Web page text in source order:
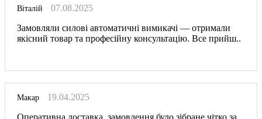
Віталій
07.08.2025
Замовляли силові автоматичні вимикачі — отримали
якісний товар та професійну консультацію. Все прийш..
Макар
19.04.2025
Оперативна доставка, замовлення було зібране чітко за